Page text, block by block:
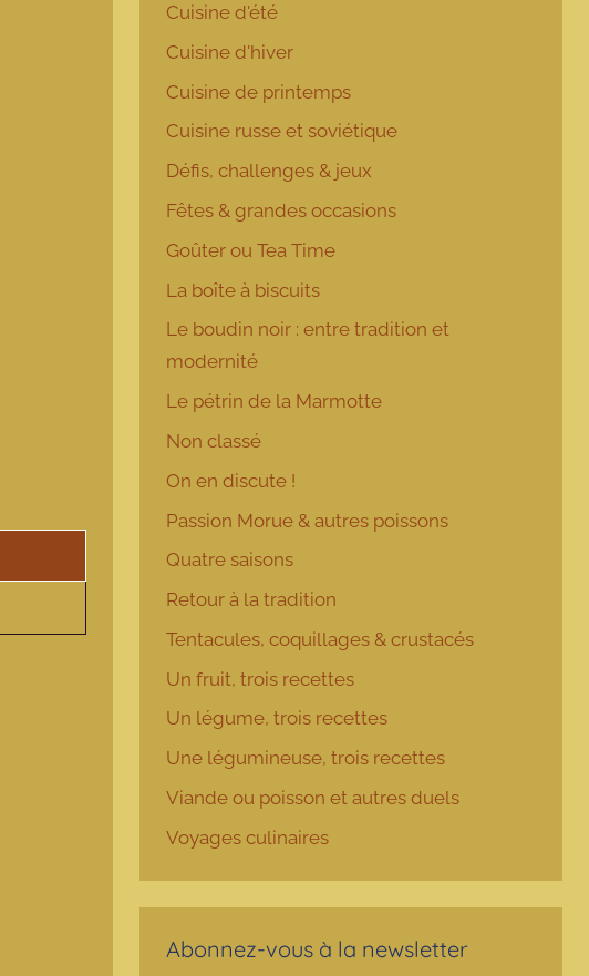
Cuisine d'été
Cuisine d'hiver
Cuisine de printemps
Cuisine russe et soviétique
Défis, challenges & jeux
Fêtes & grandes occasions
Goûter ou Tea Time
La boîte à biscuits
Le boudin noir : entre tradition et
modernité
Le pétrin de la Marmotte
Non classé
On en discute !
Passion Morue & autres poissons
Quatre saisons
Retour à la tradition
Tentacules, coquillages & crustacés
Un fruit, trois recettes
Un légume, trois recettes
Une légumineuse, trois recettes
Viande ou poisson et autres duels
Voyages culinaires
Abonnez-vous à la newsletter